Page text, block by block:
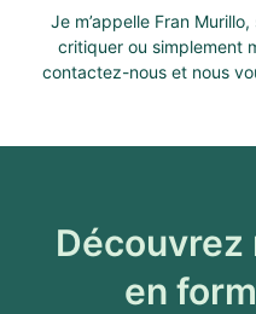
Je m’appelle Fran
critiquer ou simplement
contactez-nous et nous
en